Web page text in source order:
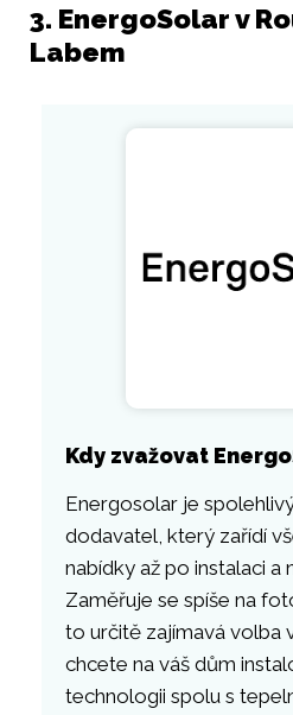
3. EnergoSolar v
Labem
Kdy zvažovat
Energosolar je
dodavatel, který zařídí
nabídky až po instalaci a
Zaměřuje se spíše na
to určitě zajímavá volba
chcete na váš dům
technologii spolu s